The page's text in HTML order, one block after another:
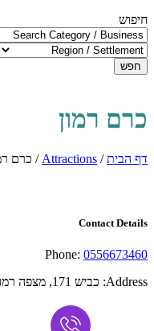
חיפוש
חפש
כרם רמון
דף הבית/
Attractions
/ כרם
Contact Details
Phone: 0556673460
Address: כביש 171, מצפה רמון